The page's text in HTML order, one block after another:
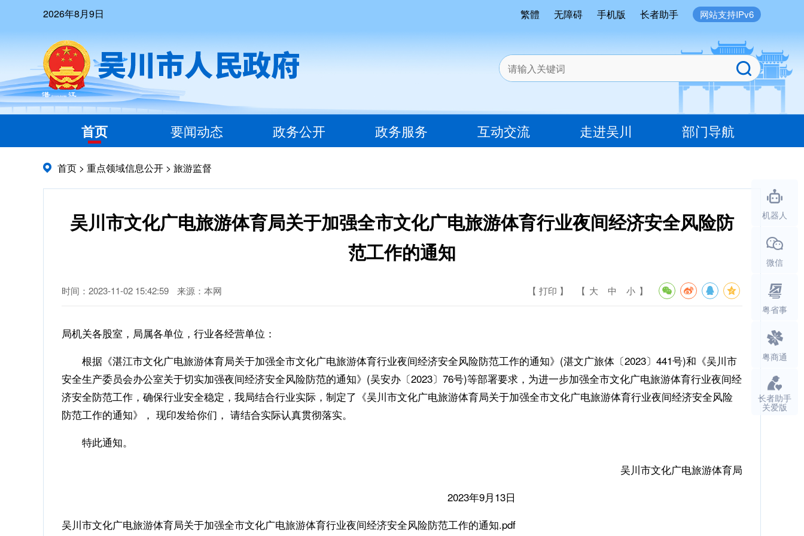
2026年8月9日 繁體 无障碍 手机版 长者助手 网站支持IPv6
首页 要闻动态 政务公开 政务服务 互动交流 走进吴川 部门导航
首页 > 重点领域信息公开 > 旅游监督
吴川市文化广电旅游体育局关于加强全市文化广电旅游体育行业夜间经济安全风险防
范工作的通知
时间：2023-11-02 15:42:59 来源：本网 【 打印 】 【 大 中 小 】
局机关各股室，局属各单位，行业各经营单位：
根据《湛江市文化广电旅游体育局关于加强全市文化广电旅游体育行业夜间经济安全风险防范工作的通知》(湛文广旅体〔2023〕441号)和《吴川市
安全生产委员会办公室关于切实加强夜间经济安全风险防范的通知》(吴安办〔2023〕76号)等部署要求，为进一步加强全市文化广电旅游体育行业夜间经
济安全防范工作，确保行业安全稳定，我局结合行业实际，制定了《吴川市文化广电旅游体育局关于加强全市文化广电旅游体育行业夜间经济安全风险
防范工作的通知》， 现印发给你们， 请结合实际认真贯彻落实。
特此通知。
吴川市文化广电旅游体育局
2023年9月13日
吴川市文化广电旅游体育局关于加强全市文化广电旅游体育行业夜间经济安全风险防范工作的通知.pdf
机器人
微信
粤省事
粤商通
长者助手
关爱版